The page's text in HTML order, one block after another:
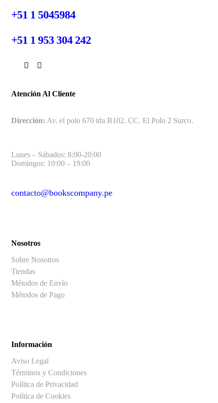
+51 1 5045984
+51 1 953 304 242
Atención Al Cliente
Dirección: Av. el polo 670 tda B102. CC. El Polo 2 Surco.
Lunes – Sábados: 8:00-20:00
Domingos: 10:00 – 19:00
contacto@bookscompany.pe
Nosotros
Sobre Nosotros
Tiendas
Métodos de Envío
Métodos de Pago
Información
Aviso Legal
Términos y Condiciones
Política de Privacidad
Política de Cookies